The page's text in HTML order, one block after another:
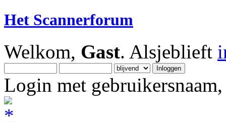
Het Scannerforum
Welkom, Gast. Alsjeblieft
Login met